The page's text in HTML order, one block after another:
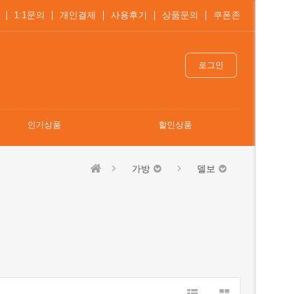
1:1문의 개인결제 사용후기 상품문의 쿠폰존
로그인
인기상품 할인상품
가방 델보